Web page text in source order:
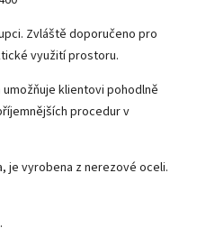
Zvláště doporučeno pro
využití prostoru.
klientovi pohodlně
procedur v
je vyrobena z nerezové oceli.